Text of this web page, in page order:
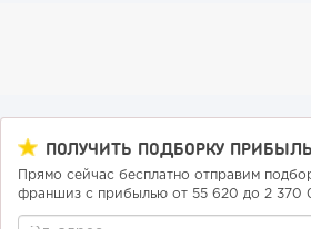
От стартапа за 30 тысяч рублей до
миллиарды:...
ПОЛУЧИТЬ ПОДБОРКУ
Прямо сейчас бесплатно отправим
франшиз с прибылью от 55 620 до 2 370